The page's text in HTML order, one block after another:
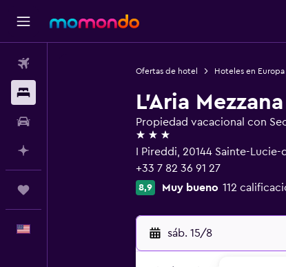
Ofertas de hotel Hoteles en Europa
L'Aria Mezzana
Propiedad vacacional con
3 estrellas
I Pireddi, 20144 Sainte-
+33 7 82 36 91 27
8,9 Muy bueno 112
sáb. 15/8